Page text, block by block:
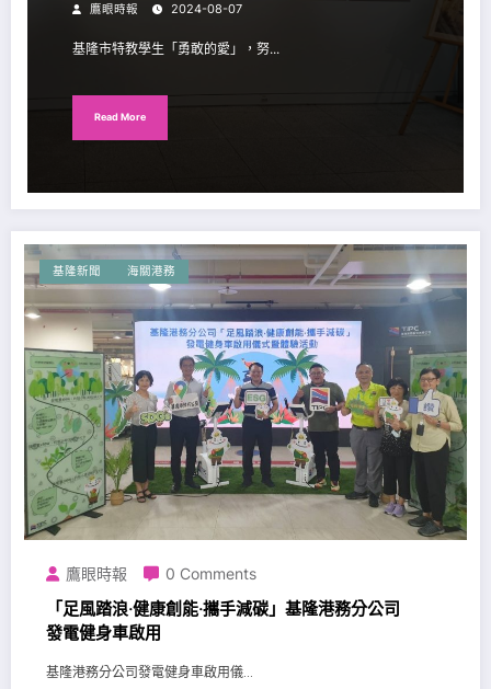
鷹眼時報 2024-08-07
基隆市特教學生「勇敢的愛」，努...
Read More
基隆新聞 海關港務
鷹眼時報 0 Comments
「足風踏浪‧健康創能‧攜手減碳」基隆港務分公司
發電健身車啟用
基隆港務分公司發電健身車啟用儀...